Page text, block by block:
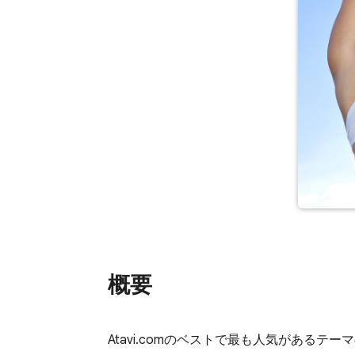
概要
Atavi.comのベストで最も人気があるテー